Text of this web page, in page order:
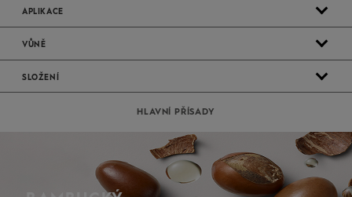
APLIKACE
VŮNĚ
SLOŽENÍ
HLAVNÍ PŘÍSADY